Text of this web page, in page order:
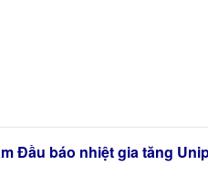
Đầu báo nhiệt gia tăng